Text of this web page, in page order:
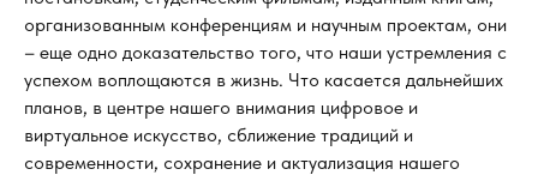
организованным конференциям и научным проектам, они
– еще одно доказательство того, что наши устремления с
успехом воплощаются в жизнь. Что касается дальнейших
планов, в центре нашего внимания цифровое и
виртуальное искусство, сближение традиций и
современности, сохранение и актуализация нашего